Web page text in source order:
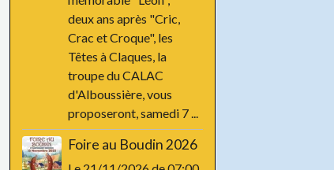
deux ans après "Cric,
Crac et Croque", les
Têtes à Claques, la
troupe du CALAC
d'Alboussière, vous
proposeront, samedi 7 ...
Foire au Boudin 2026